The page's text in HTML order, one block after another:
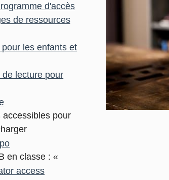
d'accès
de ressources
les enfants et
lecture pour
pour
en classe : «
access